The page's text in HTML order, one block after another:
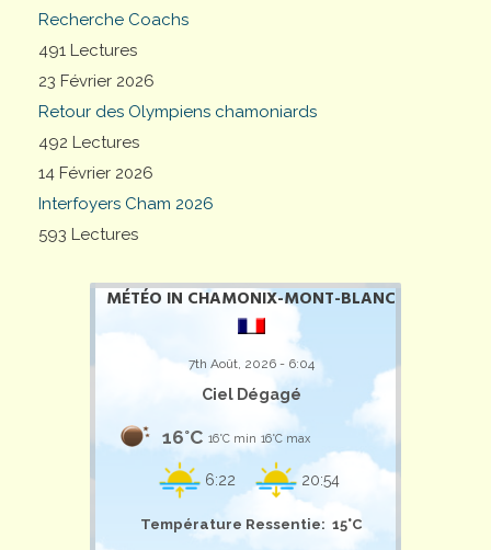
Recherche Coachs
491 Lectures
23 Février 2026
Retour des Olympiens chamoniards
492 Lectures
14 Février 2026
Interfoyers Cham 2026
593 Lectures
MÉTÉO IN CHAMONIX-MONT-BLANC
7th Août, 2026 - 6:04
Ciel Dégagé
16°C 16°C min 16°C max
6:22 20:54
Température Ressentie: 15°C